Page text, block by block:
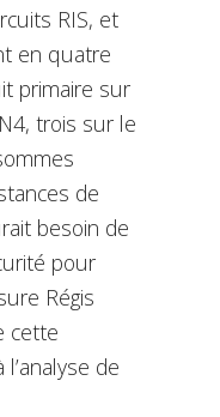
RIS, et
en quatre
primaire sur
trois sur le
de
besoin de
pour
Régis
cette
de